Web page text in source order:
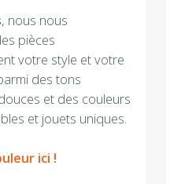
, nous nous
pièces
votre style et votre
des tons
et des couleurs
et jouets uniques.
ici !